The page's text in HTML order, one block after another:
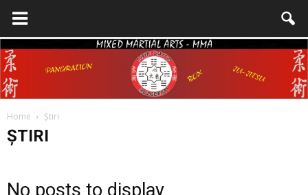
Daito
Home Știri
ȘTIRI
No posts to display